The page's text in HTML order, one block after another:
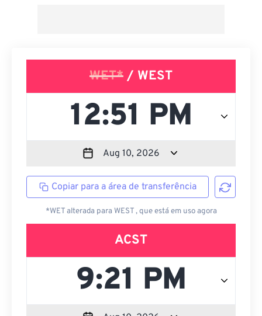
WET* / WEST
Copiar para a área de transferência
*WET alterada para WEST , que está em uso agora
ACST